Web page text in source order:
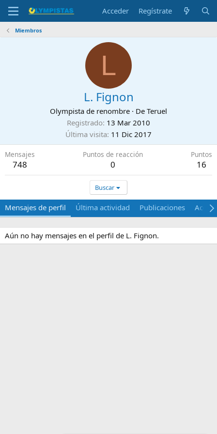
Acceder Regístrate
Miembros
L
L. Fignon
Olympista de renombre · De Teruel
Registrado 13 Mar 2010
Última visita 11 Dic 2017
Mensajes
748
Puntos de reacción
0
Puntos
16
Buscar
Mensajes de perfil Última actividad Publicaciones Acerca
Aún no hay mensajes en el perfil de L. Fignon.